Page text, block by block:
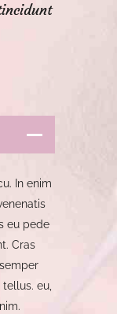
In enim
eu pede
Cras
eu,